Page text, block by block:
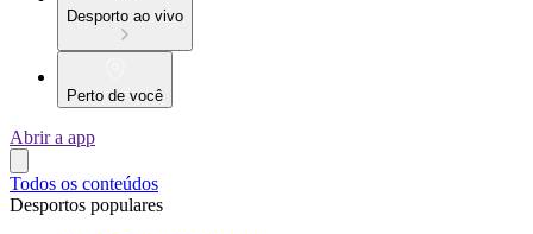
Desporto ao vivo
Perto de você
Abrir a app
Todos os conteúdos
Desportos populares